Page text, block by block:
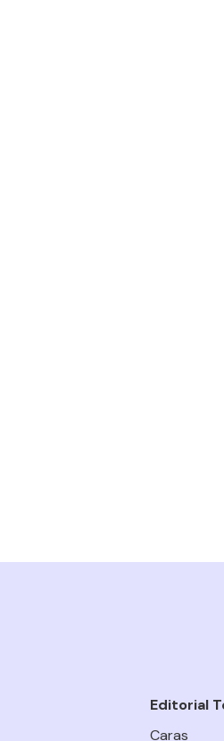
Editorial
Caras